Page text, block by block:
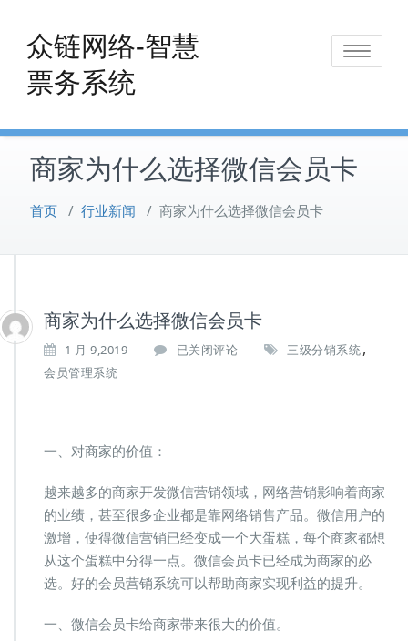
content
众链网络-智慧
票务系统
Toggle
商家为什么选择微信会员卡
首页 / 行业新闻 / 商家为什么选择微信会员卡
商家为什么选择微信会员卡
1 月 9,2019
商
信
会
员
卡
已关闭评论 三级分销系统,
会员管理系统
一、对商家的价值：
越来越多的商家开发微信营销领域，网络营销影响着商家
的业绩，甚至很多企业都是靠网络销售产品。微信用户的
激增，使得微信营销已经变成一个大蛋糕，每个商家都想
从这个蛋糕中分得一点。微信会员卡已经成为商家的必
选。好的会员营销系统可以帮助商家实现利益的提升。
一、微信会员卡给商家带来很大的价值。